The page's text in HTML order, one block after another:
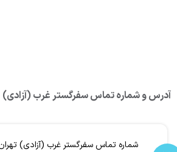
آدرس و شماره تماس سفرگستر غرب (آزادی)
شماره تماس سفرگستر غرب (آزادی) تهران